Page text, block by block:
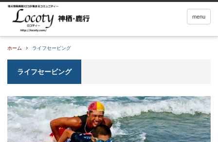
menu
ホーム ライフセービング
ライフセービング